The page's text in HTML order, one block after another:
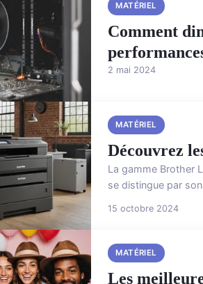
MATÉRIEL
Comment
2 mai 2024
MATÉRIEL
Découvrez
La gamme Brother
se distingue par
15 octobre 2024
MATÉRIEL
Les